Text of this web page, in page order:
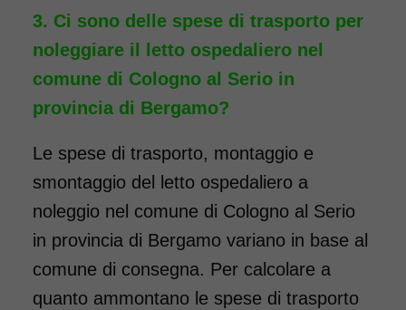
Ci sono delle spese di trasporto per
noleggiare il letto ospedaliero nel
comune di Cologno al Serio in
provincia di Bergamo?
Le spese di trasporto, montaggio e
smontaggio del letto ospedaliero a
noleggio nel comune di Cologno al Serio
in provincia di Bergamo variano in base al
comune di consegna. Per calcolare a
quanto ammontano le spese di trasporto